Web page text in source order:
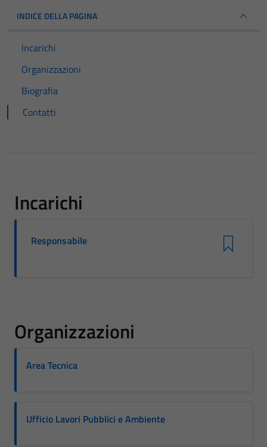
INDICE DELLA PAGINA
Incarichi
Organizzazioni
Biografia
Contatti
Incarichi
Responsabile
Organizzazioni
Area Tecnica
Ufficio Lavori Pubblici e Ambiente